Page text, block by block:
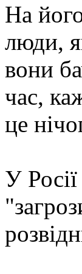
На
люди,
вони
час,
це
У